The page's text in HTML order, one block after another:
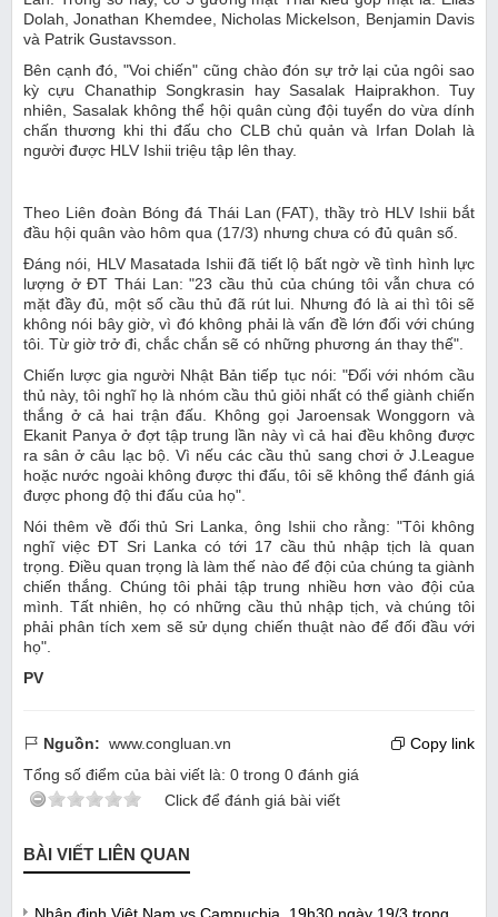
Dolah, Jonathan Khemdee, Nicholas Mickelson, Benjamin Davis
và Patrik Gustavsson.
Bên cạnh đó, "Voi chiến" cũng chào đón sự trở lại của ngôi sao
kỳ cựu Chanathip Songkrasin hay Sasalak Haiprakhon. Tuy
nhiên, Sasalak không thể hội quân cùng đội tuyển do vừa dính
chấn thương khi thi đấu cho CLB chủ quản và Irfan Dolah là
người được HLV Ishii triệu tập lên thay.
Theo Liên đoàn Bóng đá Thái Lan (FAT), thầy trò HLV Ishii bắt
đầu hội quân vào hôm qua (17/3) nhưng chưa có đủ quân số.
Đáng nói, HLV Masatada Ishii đã tiết lộ bất ngờ về tình hình lực
lượng ở ĐT Thái Lan: "23 cầu thủ của chúng tôi vẫn chưa có
mặt đầy đủ, một số cầu thủ đã rút lui. Nhưng đó là ai thì tôi sẽ
không nói bây giờ, vì đó không phải là vấn đề lớn đối với chúng
tôi. Từ giờ trở đi, chắc chắn sẽ có những phương án thay thế".
Chiến lược gia người Nhật Bản tiếp tục nói: "Đối với nhóm cầu
thủ này, tôi nghĩ họ là nhóm cầu thủ giỏi nhất có thể giành chiến
thắng ở cả hai trận đấu. Không gọi Jaroensak Wonggorn và
Ekanit Panya ở đợt tập trung lần này vì cả hai đều không được
ra sân ở câu lạc bộ. Vì nếu các cầu thủ sang chơi ở J.League
hoặc nước ngoài không được thi đấu, tôi sẽ không thể đánh giá
được phong độ thi đấu của họ".
Nói thêm về đối thủ Sri Lanka, ông Ishii cho rằng: "Tôi không
nghĩ việc ĐT Sri Lanka có tới 17 cầu thủ nhập tịch là quan
trọng. Điều quan trọng là làm thế nào để đội của chúng ta giành
chiến thắng. Chúng tôi phải tập trung nhiều hơn vào đội của
mình. Tất nhiên, họ có những cầu thủ nhập tịch, và chúng tôi
phải phân tích xem sẽ sử dụng chiến thuật nào để đối đầu với
họ".
PV
Nguồn: www.congluan.vn
Copy link
Tổng số điểm của bài viết là: 0 trong 0 đánh giá
Click để đánh giá bài viết
BÀI VIẾT LIÊN QUAN
Nhận định Việt Nam vs Campuchia, 19h30 ngày 19/3 trong